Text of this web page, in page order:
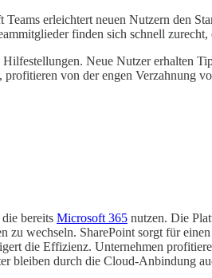
erleichtert neuen Nutzern den
finden sich schnell
Neue Nutzer erhalten
von der engen Verzahnung
bereits Microsoft 365 nutzen. Die
zu wechseln. SharePoint sorgt für
die Effizienz. Unternehmen
bleiben durch die Cloud-Anbindung